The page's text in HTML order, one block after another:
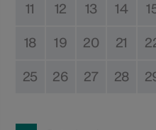
11 12 13 14
18 19 20 21
25 26 27 28